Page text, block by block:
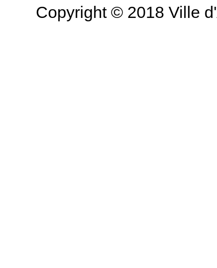
Copyright © 2018 Ville